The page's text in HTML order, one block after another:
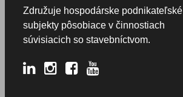
Združuje hospodárske podnikateľské
subjekty pôsobiace v činnostiach
súvisiacich so stavebníctvom.